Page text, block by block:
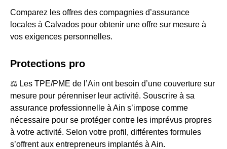
Comparez les offres des compagnies d’assurance
locales à Calvados pour obtenir une offre sur mesure à
vos exigences personnelles.
Protections pro
⚖️ Les TPE/PME de l’Ain ont besoin d’une couverture sur
mesure pour pérenniser leur activité. Souscrire à sa
assurance professionnelle à Ain s’impose comme
nécessaire pour se protéger contre les imprévus propres
à votre activité. Selon votre profil, différentes formules
s’offrent aux entrepreneurs implantés à Ain.